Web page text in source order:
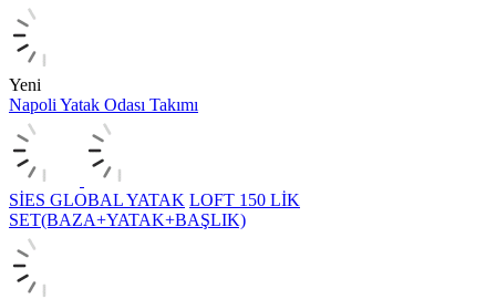
Yeni
Napoli Yatak Odası Takımı
SİES GLOBAL YATAK LOFT 150 LİK
SET(BAZA+YATAK+BAŞLIK)